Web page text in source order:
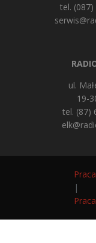
tel.
ul.
19-
tel. (87)
|